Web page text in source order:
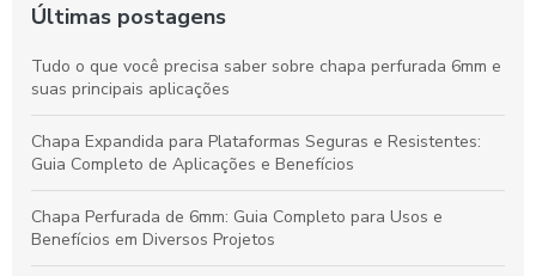
Últimas postagens
Tudo o que você precisa saber sobre chapa perfurada 6mm e
suas principais aplicações
Chapa Expandida para Plataformas Seguras e Resistentes:
Guia Completo de Aplicações e Benefícios
Chapa Perfurada de 6mm: Guia Completo para Usos e
Benefícios em Diversos Projetos